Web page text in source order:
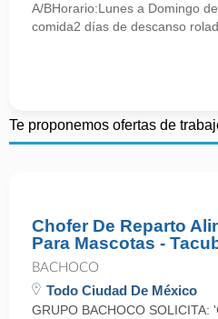
A/BHorario:Lunes a Domingo
comida2 días de descanso
Te proponemos ofertas de
Chofer De Reparto
Para Mascotas -
BACHOCO
Todo Ciudad De México
GRUPO BACHOCO SOLICITA: